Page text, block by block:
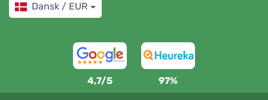
Dansk / EUR
4,7/5 97%